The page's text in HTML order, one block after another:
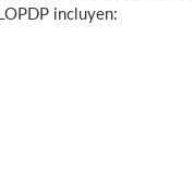
incluyen: